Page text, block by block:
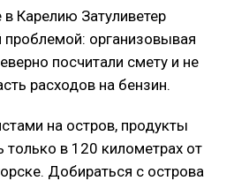
Карелию Затуливетер
проблемой: организовывая
посчитали смету и не
расходов на бензин.
на остров, продукты
в 120 километрах от
Добираться с острова